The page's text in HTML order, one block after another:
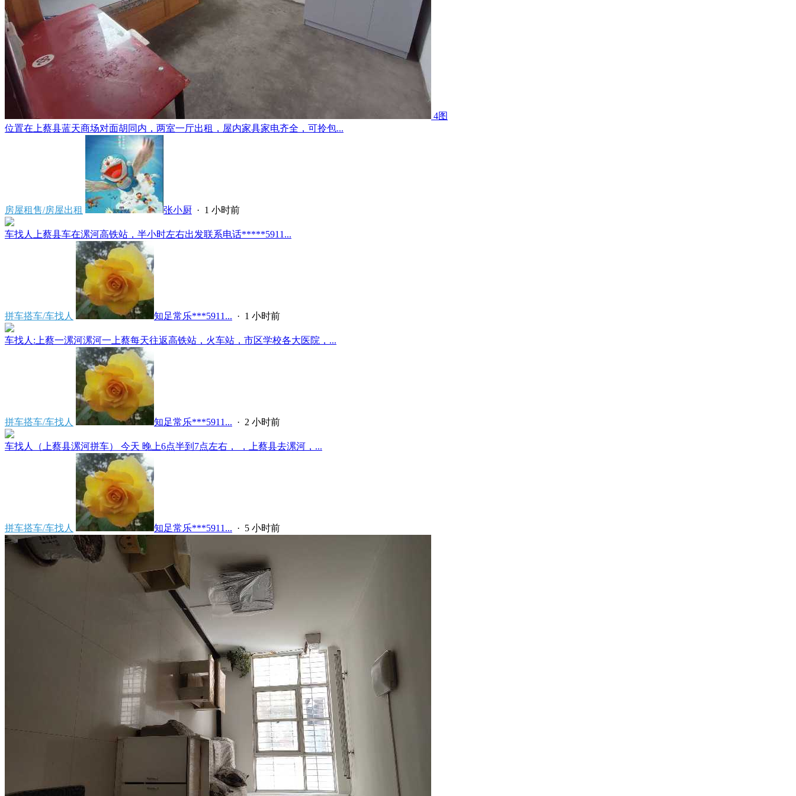
4图
位置在上蔡县蓝天商场对面胡同内，两室一厅出租，屋内家具家电齐全，可拎包...
房屋租售/房屋出租 张小厨 · 1 小时前
车找人上蔡县车在漯河高铁站，半小时左右出发联系电话*****5911...
拼车搭车/车找人 知足常乐***5911... · 1 小时前
车找人:上蔡一漯河漯河一上蔡每天往返高铁站，火车站，市区学校各大医院，...
拼车搭车/车找人 知足常乐***5911... · 2 小时前
车找人（上蔡县漯河拼车） 今天 晚上6点半到7点左右， ，上蔡县去漯河，...
拼车搭车/车找人 知足常乐***5911... · 5 小时前